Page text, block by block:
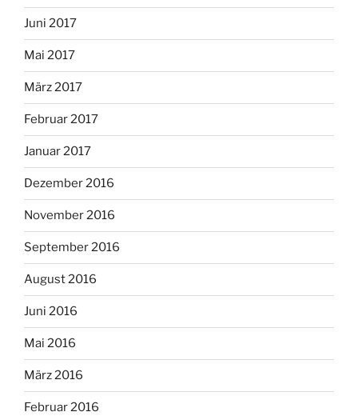
Juni 2017
Mai 2017
März 2017
Februar 2017
Januar 2017
Dezember 2016
November 2016
September 2016
August 2016
Juni 2016
Mai 2016
März 2016
Februar 2016